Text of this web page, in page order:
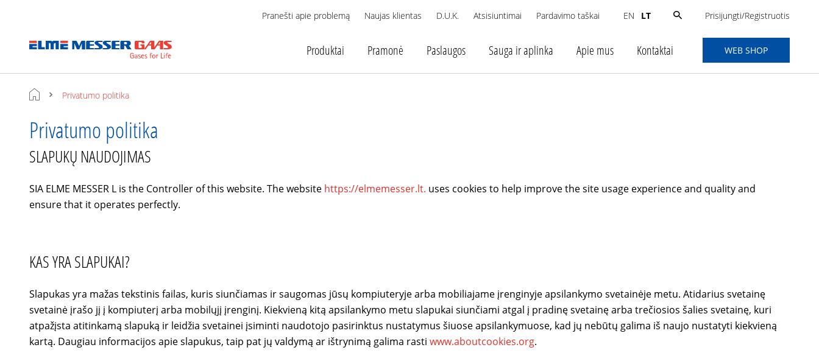
Pranešti apie problemą Naujas klientas D.U.K. Atsisiuntimai Pardavimo taškai EN LT
Search
Prisijungti/Registruotis
Produktai Pramonė Paslaugos Sauga ir aplinka Apie mus Kontaktai WEB SHOP
Privatumo politika
Privatumo politika
SLAPUKŲ NAUDOJIMAS
SIA ELME MESSER L is the Controller of this website. The website https://elmemesser.lt. uses cookies to help improve the site usage experience and quality and
ensure that it operates perfectly.
KAS YRA SLAPUKAI?
Slapukas yra mažas tekstinis failas, kuris siunčiamas ir saugomas jūsų kompiuteryje arba mobiliajame įrenginyje apsilankymo svetainėje metu. Atidarius svetainę
svetainė įrašo jį į kompiuterį arba mobilųjį įrenginį. Kiekvieną kitą apsilankymo metu slapukai siunčiami atgal į pradinę svetainę arba trečiosios šalies svetainę, kuri
atpažįsta atitinkamą slapuką ir leidžia svetainei įsiminti naudotojo pasirinktus nustatymus šiuose apsilankymuose, kad jų nebūtų galima iš naujo nustatyti kiekvieną
kartą. Daugiau informacijos apie slapukus, taip pat jų valdymą ar ištrynimą galima rasti www.aboutcookies.org.